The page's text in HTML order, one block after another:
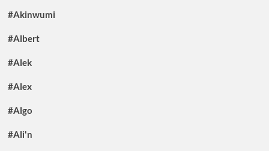
#Akinwumi
#Albert
#Alek
#Alex
#Algo
#Ali'n